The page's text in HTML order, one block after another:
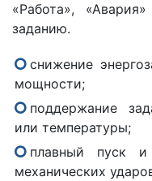
«Работа»,
заданию.
снижение
мощности;
поддержание
или температуры;
плавный пуск и
механических